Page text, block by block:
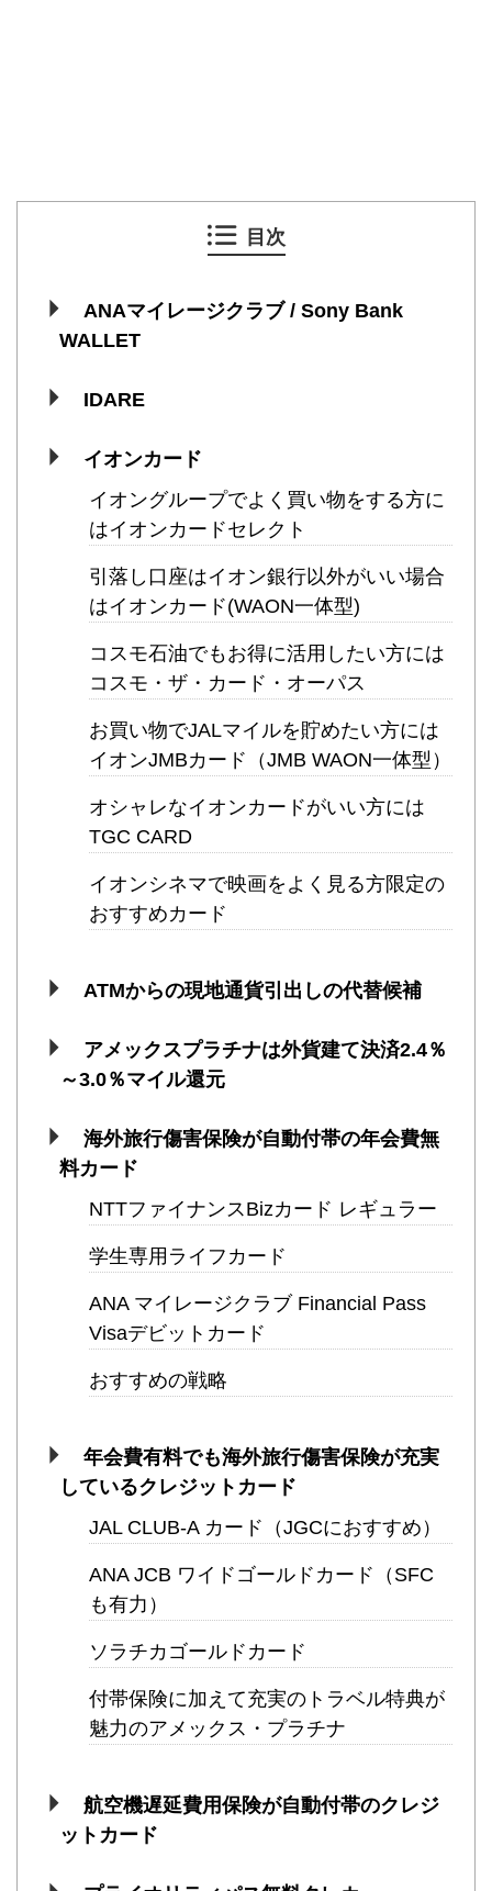
目次
ANAマイレージクラブ / Sony Bank
WALLET
IDARE
イオンカード
イオングループでよく買い物をする方に
はイオンカードセレクト
引落し口座はイオン銀行以外がいい場合
はイオンカード(WAON一体型)
コスモ石油でもお得に活用したい方には
コスモ・ザ・カード・オーパス
お買い物でJALマイルを貯めたい方には
イオンJMBカード（JMB WAON一体型）
オシャレなイオンカードがいい方には
TGC CARD
イオンシネマで映画をよく見る方限定の
おすすめカード
ATMからの現地通貨引出しの代替候補
アメックスプラチナは外貨建て決済2.4％
～3.0％マイル還元
海外旅行傷害保険が自動付帯の年会費無
料カード
NTTファイナンスBizカード レギュラー
学生専用ライフカード
ANA マイレージクラブ Financial Pass
Visaデビットカード
おすすめの戦略
年会費有料でも海外旅行傷害保険が充実
しているクレジットカード
JAL CLUB-A カード（JGCにおすすめ）
ANA JCB ワイドゴールドカード（SFC
も有力）
ソラチカゴールドカード
付帯保険に加えて充実のトラベル特典が
魅力のアメックス・プラチナ
航空機遅延費用保険が自動付帯のクレジ
ットカード